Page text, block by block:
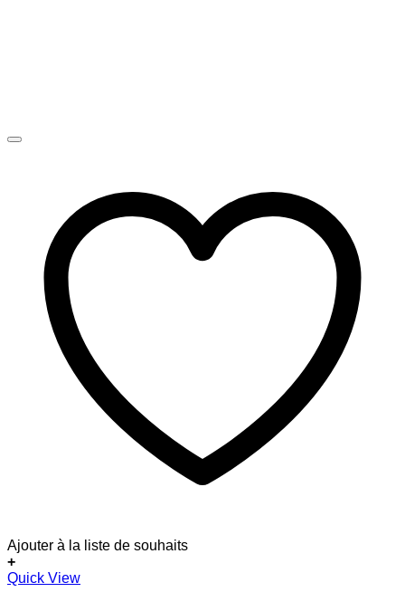
Ajouter à la liste de souhaits
+
Quick View